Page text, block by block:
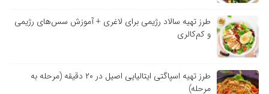
طرز تهیه سالاد رژیمی برای لاغری + آموزش سس‌های رژیمی
و کم‌کالری
طرز تهیه اسپاگتی ایتالیایی اصیل در ۲۰ دقیقه (مرحله به
مرحله)